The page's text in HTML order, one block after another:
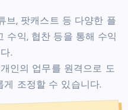
브, 팟캐스트 등 다양한 플
수익, 협찬 등을 통해 수익
.
인의 업무를 원격으로 도
게 조정할 수 있습니다.